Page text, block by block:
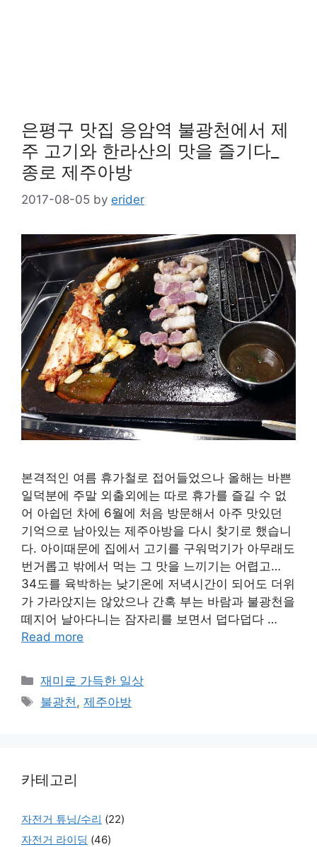
은평구 맛집 응암역 불광천에서 제
주 고기와 한라산의 맛을 즐기다_
종로 제주아방
2017-08-05 by erider
본격적인 여름 휴가철로 접어들었으나 올해는 바쁜
일덕분에 주말 외출외에는 따로 휴가를 즐길 수 없
어 아쉽던 차에 6월에 처음 방문해서 아주 맛있던
기억으로 남아있는 제주아방을 다시 찾기로 했습니
다. 아이때문에 집에서 고기를 구워먹기가 아무래도
번거롭고 밖에서 먹는 그 맛을 느끼기는 어렵고…
34도를 육박하는 낮기온에 저녁시간이 되어도 더위
가 가라앉지는 않았으나 간혹 부는 바람과 불광천을
떼지어 날아다니는 잠자리를 보면서 덥다덥다 …
Read more
Categories
재미로 가득한 일상
Tags
불광천 ,제주아방
카테고리
자전거 튜닝/수리 (22)
자전거 라이딩 (46)